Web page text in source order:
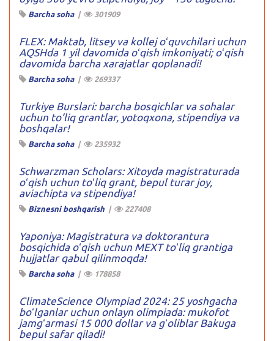
Barcha soha| 301909
FLEX: Maktab, litsey va kollej oʻquvchilari uchun
AQSHda 1 yil davomida oʻqish imkoniyati; oʻqish
davomida barcha xarajatlar qoplanadi!
Barcha soha| 269337
Turkiye Burslari: barcha bosqichlar va sohalar
uchun to’liq grantlar, yotoqxona, stipendiya va
boshqalar!
Barcha soha| 235932
Schwarzman Scholars: Xitoyda magistraturada
oʻqish uchun toʻliq grant, bepul turar joy,
aviachipta va stipendiya!
Biznesni boshqarish | 227408
Yaponiya: Magistratura va doktorantura
bosqichida oʻqish uchun MEXT toʻliq grantiga
hujjatlar qabul qilinmoqda!
Barcha soha| 178858
ClimateScience Olympiad 2024: 25 yoshgacha
boʻlganlar uchun onlayn olimpiada: mukofot
jamgʻarmasi 15 000 dollar va gʻoliblar Bakuga
bepul safar qiladi!